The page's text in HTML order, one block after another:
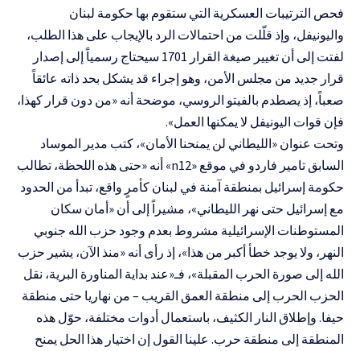
فحص الترتيبات العسكرية التي ستقوم بها حكومة لبنان
واليونيفل، وإذ قلّلت من احتمالات الرد بالإيجاب على هذا الطلب،
لفتت إلى أن تغيير صيغة القرار 1701 سيحتاج رسمياً إلى إصدار
قرار جديد من مجلس الأمن، وهو إجراء قد يشكل بحد ذاته عائقاً
صعباً، إذ يصطدم بالفيتو الروسي، موضحة أنه «من دون قرار كهذا،
فإن قوات اليونيفل لا يمكنها العمل».
وتحت عنوان «الليطاني لن يمنحنا الأمان»، كتب مدير الموساد
السابق تامير فاردو في موقع «n12» أنه «حتى هذه اللحظة، تطالب
حكومة إسرائيل بمنطقة آمنة في لبنان كأمرٍ واقع، تبدأ من الحدود
مع إسرائيل حتى نهر الليطاني»، مشيراً إلى أن «أمان سكان
المستوطنات الإسرائيلية مشروط بعدم وجود حزب الله جنوبي
النهر، ولا يوجد خطأ أكبر من هذا»، إذ رأى أنه «منذ الآن، يشير حزب
الله إلى صورة الحرب المقبلة»، فـ«عند بداية المناورة البرية، نقل
الحزب الحرب إلى منطقة العمق القريب – من نهاريا حتى منطقة
حيفا. وإطلاق النار الكثيف، باستعمال أدوات مختلفة، حوّل هذه
المنطقة إلى منطقة حرب. علينا القول إن اختيار هذا الحل يمنح